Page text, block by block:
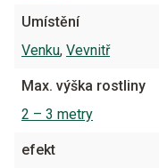
Umístění
Venku, Vevnitř
Max. výška rostliny
2 – 3 metry
efekt